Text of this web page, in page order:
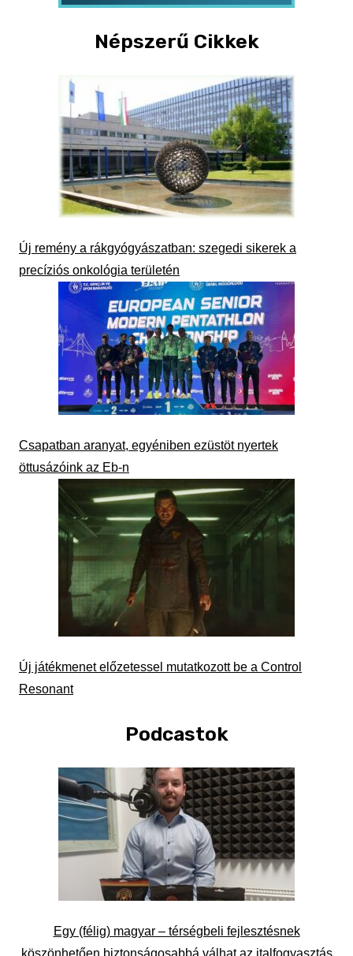
Népszerű Cikkek
Új remény a rákgyógyászatban: szegedi sikerek a
precíziós onkológia területén
Csapatban aranyat, egyéniben ezüstöt nyertek
öttusázóink az Eb-n
Új játékmenet előzetessel mutatkozott be a Control
Resonant
Podcastok
Egy (félig) magyar – térségbeli fejlesztésnek